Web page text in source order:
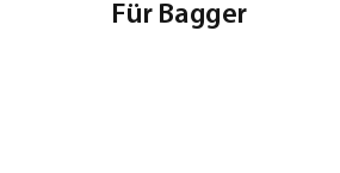
Für Bagger